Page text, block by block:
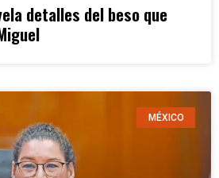
detalles del beso que
MÉXICO